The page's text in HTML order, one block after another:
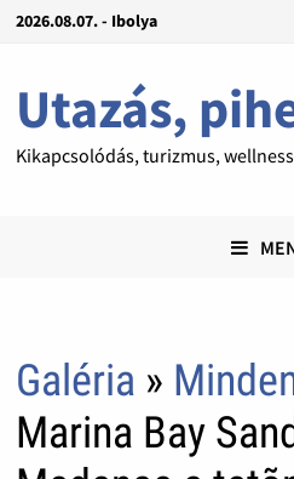
2026.08.07. - Ibolya
Utazás,
Kikapcsolódás, turizmus, wellness
Galéria »
Marina Bay